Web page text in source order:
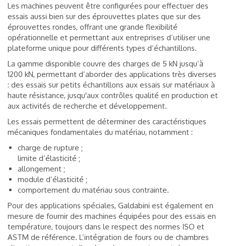
Les machines peuvent être configurées pour effectuer des
essais aussi bien sur des éprouvettes plates que sur des
éprouvettes rondes, offrant une grande flexibilité
opérationnelle et permettant aux entreprises d’utiliser une
plateforme unique pour différents types d’échantillons.
La gamme disponible couvre des charges de 5 kN jusqu’à
1200 kN, permettant d’aborder des applications très diverses
: des essais sur petits échantillons aux essais sur matériaux à
haute résistance, jusqu'aux contrôles qualité en production et
aux activités de recherche et développement.
Les essais permettent de déterminer des caractéristiques
mécaniques fondamentales du matériau, notamment :
charge de rupture ;
limite d’élasticité ;
allongement ;
module d’élasticité ;
comportement du matériau sous contrainte.
Pour des applications spéciales, Galdabini est également en
mesure de fournir des machines équipées pour des essais en
température, toujours dans le respect des normes ISO et
ASTM de référence. L’intégration de fours ou de chambres